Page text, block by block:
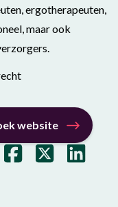
ergotherapeuten,
maar ook
website